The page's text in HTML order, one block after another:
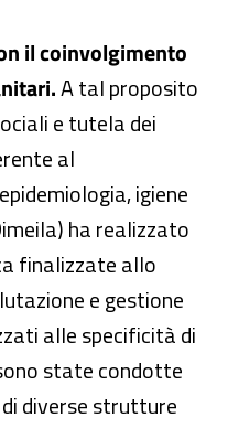
il coinvolgimento
A tal proposito
e tutela dei
al
igiene
ha realizzato
finalizzate allo
e gestione
alle specificità di
state condotte
diverse strutture